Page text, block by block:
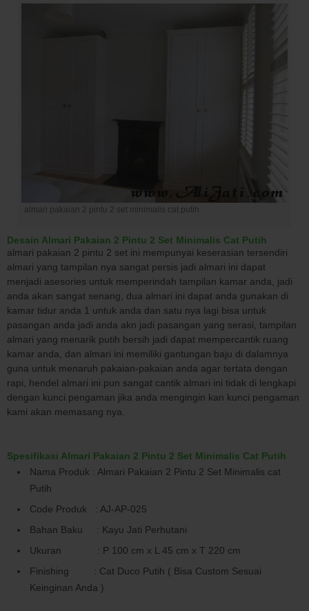
almari pakaian 2 pintu 2 set minimalis cat putih
Desain Almari Pakaian 2 Pintu 2 Set Minimalis Cat Putih
almari pakaian 2 pintu 2 set ini mempunyai keserasian tersendiri
almari yang tampilan nya sangat persis jadi almari ini dapat
menjadi asesories untuk memperindah tampilan kamar anda, jadi
anda akan sangat senang, dua almari ini dapat anda gunakan di
kamar tidur anda 1 untuk anda dan satu nya lagi bisa untuk
pasangan anda jadi anda akn jadi pasangan yang serasi, tampilan
almari yang menarik putih bersih jadi dapat mempercantik ruang
kamar anda, dan almari ini memiliki gantungan baju di dalamnya
guna untuk menaruh pakaian-pakaian anda agar tertata dengan
rapi, hendel almari ini pun sangat cantik almari ini tidak di lengkapi
dengan kunci pengaman jika anda mengingin kan kunci pengaman
kami akan memasang nya.
Spesifikasi Almari Pakaian 2 Pintu 2 Set Minimalis Cat Putih
Nama Produk : Almari Pakaian 2 Pintu 2 Set Minimalis cat
Putih
Code Produk : AJ-AP-025
Bahan Baku : Kayu Jati Perhutani
Ukuran : P 100 cm x L 45 cm x T 220 cm
Finishing : Cat Duco Putih ( Bisa Custom Sesuai
Keinginan Anda )